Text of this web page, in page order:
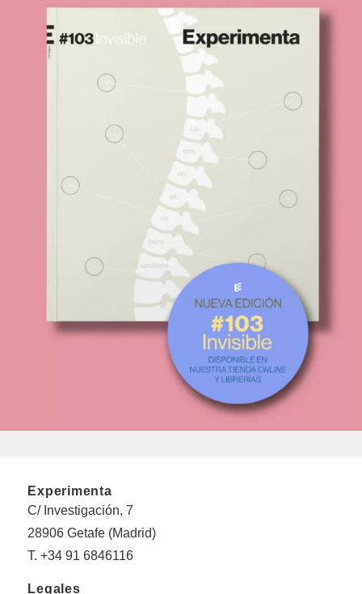
Experimenta
C/ Investigación, 7
28906 Getafe (Madrid)
T. +34 91 6846116
Legales